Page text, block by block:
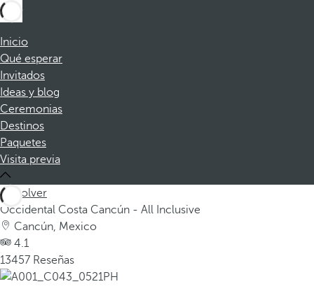
Inicio
Qué esperar
Invitados
Ideas y blog
Ceremonias
Destinos
Paquetes
Visita previa
Volver
Occidental Costa Cancún - All Inclusive
Cancún, Mexico
4.1
13457 Reseñas